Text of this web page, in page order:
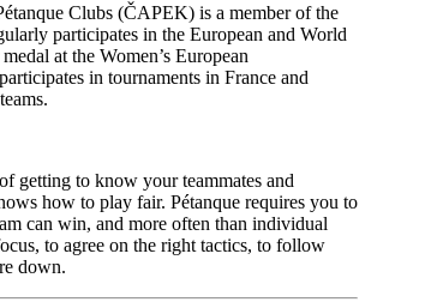
Clubs (ČAPEK) is a member of the
participates in the European and World
at the Women’s European
in tournaments in France and
getting to know your teammates and
how to play fair. Pétanque requires you to
can win, and more often than individual
to agree on the right tactics, to follow
down.